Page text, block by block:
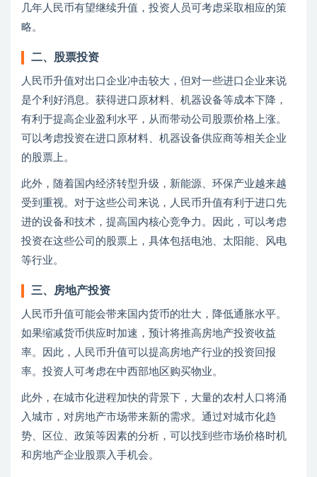
几年人民币有望继续升值，投资人员可考虑采取相应的策
略。
二、股票投资
人民币升值对出口企业冲击较大，但对一些进口企业来说
是个利好消息。获得进口原材料、机器设备等成本下降，
有利于提高企业盈利水平，从而带动公司股票价格上涨。
可以考虑投资在进口原材料、机器设备供应商等相关企业
的股票上。
此外，随着国内经济转型升级，新能源、环保产业越来越
受到重视。对于这些公司来说，人民币升值有利于进口先
进的设备和技术，提高国内核心竞争力。因此，可以考虑
投资在这些公司的股票上，具体包括电池、太阳能、风电
等行业。
三、房地产投资
人民币升值可能会带来国内货币的壮大，降低通胀水平。
如果缩减货币供应时加速，预计将推高房地产投资收益
率。因此，人民币升值可以提高房地产行业的投资回报
率。投资人可考虑在中西部地区购买物业。
此外，在城市化进程加快的背景下，大量的农村人口将涌
入城市，对房地产市场带来新的需求。通过对城市化趋
势、区位、政策等因素的分析，可以找到些市场价格时机
和房地产企业股票入手机会。